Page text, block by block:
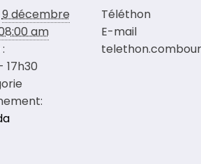
9 décembre
am
17h30
Téléthon
E-mail